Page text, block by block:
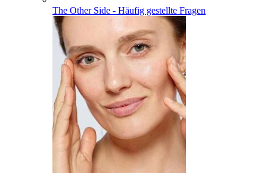
The Other Side - Häufig gestellte Fragen